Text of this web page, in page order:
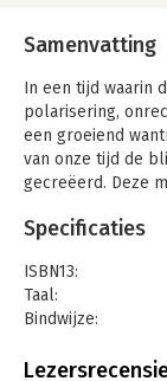
Samenvatting
In een tijd waarin
polarisering,
een groeiend
van onze tijd de
gecreëerd. Deze
resultaat van
Khalid Benhaddou
uitdagingen
Vanuit zijn
voorbeelden. Dit
Specificaties
ISBN13:
Taal:
Bindwijze:
Uitgever: